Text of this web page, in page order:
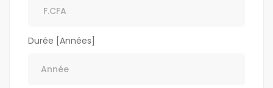
Durée [Années]